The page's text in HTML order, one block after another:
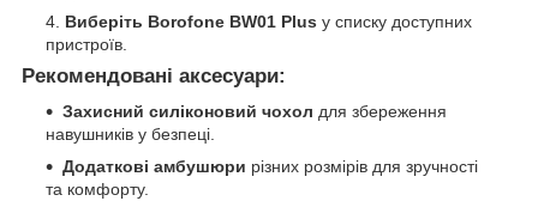
Виберіть Borofone BW01 Plus у списку доступних
пристроїв.
Рекомендовані аксесуари:
Захисний силіконовий чохол для збереження
навушників у безпеці.
Додаткові амбушюри різних розмірів для зручності
та комфорту.